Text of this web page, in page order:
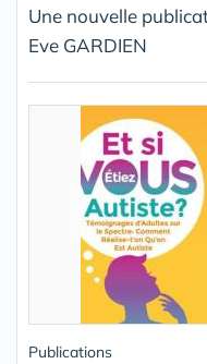
Une nouvelle
Eve GARDIEN
Publications